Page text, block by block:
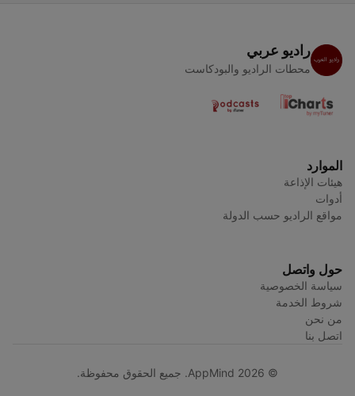
راديو عربي
محطات الراديو والبودكاست
الموارد
هيئات الإذاعة
أدوات
مواقع الراديو حسب الدولة
حول واتصل
سياسة الخصوصية
شروط الخدمة
من نحن
اتصل بنا
© AppMind 2026. جميع الحقوق محفوظة.